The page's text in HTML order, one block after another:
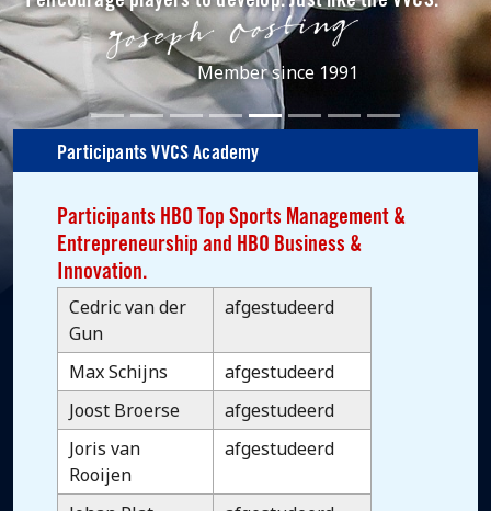
Member since 2011
Participants VVCS Academy
Participants HBO Top Sports Management &
Entrepreneurship and HBO Business &
Innovation.
Cedric van der
Gun
afgestudeerd
Max Schijns
afgestudeerd
Joost Broerse
afgestudeerd
Joris van
Rooijen
afgestudeerd